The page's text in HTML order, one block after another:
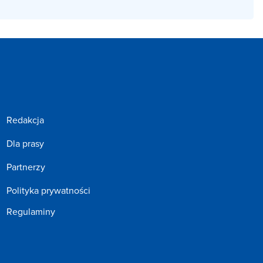
Redakcja
Dla prasy
Partnerzy
Polityka prywatności
Regulaminy